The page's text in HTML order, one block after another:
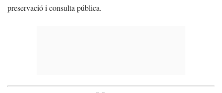
preservació i consulta pública.